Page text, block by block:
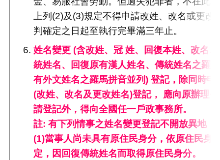
上列(2)及(3)規定不得申請改姓、改名或更改
判確定之日起至執行完畢滿三年止。
姓名變更 (含改姓、冠 姓、回復本姓、改名
統姓名、回復原有漢人姓名、傳統姓名之羅
有外文姓名之羅馬拼音並列) 登記，除同時申
(改姓、改名及更改姓名)登記， 應向原辦理
請登記外，得向全國任一戶政事務所。
註: 有下列情事之姓名變更登記不開放異地：
(1)當事人尚未具有原住民身分，依原住民身
定，因回復傳統姓名而取得原住民身分。